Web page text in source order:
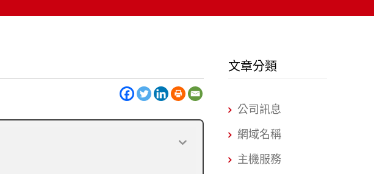
文章分類
公司訊息
網域名稱
主機服務